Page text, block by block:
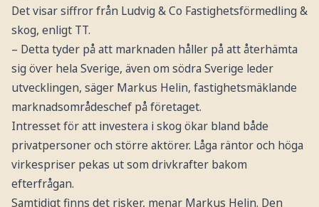
Det visar siffror från Ludvig & Co Fastighetsförmedling &
skog, enligt TT.
– Detta tyder på att marknaden håller på att återhämta
sig över hela Sverige, även om södra Sverige leder
utvecklingen, säger Markus Helin, fastighetsmäklande
marknadsområdeschef på företaget.
Intresset för att investera i skog ökar bland både
privatpersoner och större aktörer. Låga räntor och höga
virkespriser pekas ut som drivkrafter bakom
efterfrågan.
Samtidigt finns det risker, menar Markus Helin. Den